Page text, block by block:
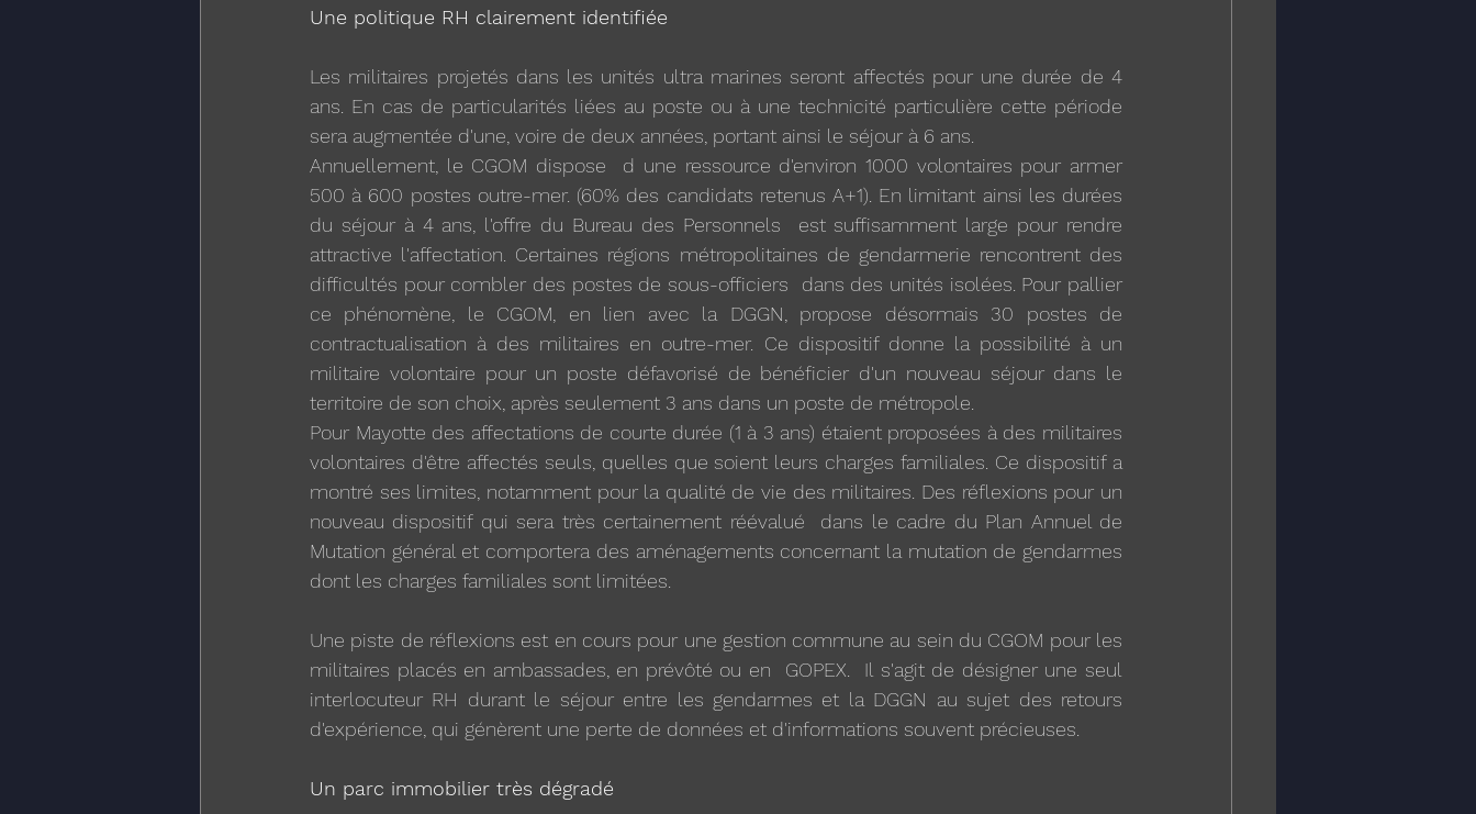
Une politique RH clairement identifiée
Les militaires projetés dans les unités ultra marines seront affectés pour une durée de 4
ans. En cas de particularités liées au poste ou à une technicité particulière cette période
sera augmentée d'une, voire de deux années, portant ainsi le séjour à 6 ans.
Annuellement, le CGOM dispose  d une ressource d'environ 1000 volontaires pour armer
500 à 600 postes outre-mer. (60% des candidats retenus A+1). En limitant ainsi les durées
du séjour à 4 ans, l'offre du Bureau des Personnels  est suffisamment large pour rendre
attractive l'affectation. Certaines régions métropolitaines de gendarmerie rencontrent des
difficultés pour combler des postes de sous-officiers  dans des unités isolées. Pour pallier
ce phénomène, le CGOM, en lien avec la DGGN, propose désormais 30 postes de
contractualisation à des militaires en outre-mer. Ce dispositif donne la possibilité à un
militaire volontaire pour un poste défavorisé de bénéficier d'un nouveau séjour dans le
territoire de son choix, après seulement 3 ans dans un poste de métropole.
Pour Mayotte des affectations de courte durée (1 à 3 ans) étaient proposées à des militaires
volontaires d'être affectés seuls, quelles que soient leurs charges familiales. Ce dispositif a
montré ses limites, notamment pour la qualité de vie des militaires. Des réflexions pour un
nouveau dispositif qui sera très certainement réévalué  dans le cadre du Plan Annuel de
Mutation général et comportera des aménagements concernant la mutation de gendarmes
dont les charges familiales sont limitées.
Une piste de réflexions est en cours pour une gestion commune au sein du CGOM pour les
militaires placés en ambassades, en prévôté ou en  GOPEX.  Il s'agit de désigner une seul
interlocuteur RH durant le séjour entre les gendarmes et la DGGN au sujet des retours
d'expérience, qui génèrent une perte de données et d'informations souvent précieuses.
Un parc immobilier très dégradé